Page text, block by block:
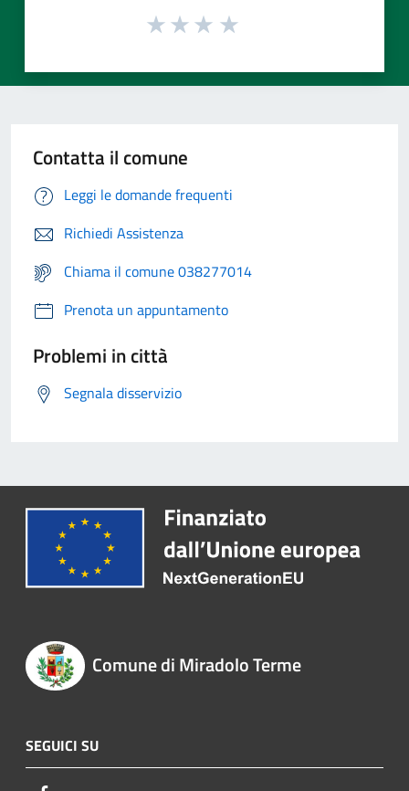
Contatta il comune
Leggi le domande frequenti
Richiedi Assistenza
Chiama il comune 038277014
Prenota un appuntamento
Problemi in città
Segnala disservizio
Comune di Miradolo Terme
SEGUICI SU